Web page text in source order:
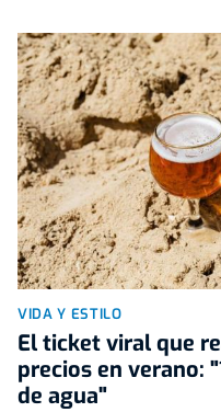
VIDA Y ESTILO
El ticket viral que
precios en verano:
de agua"